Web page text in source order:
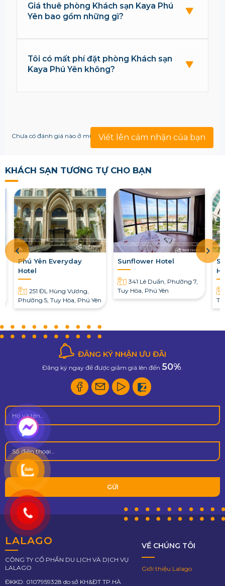
Giá thuê phòng Khách sạn Kaya Phú
Yên bao gồm những gì?
Tôi có mất phí đặt phòng Khách sạn
Kaya Phú Yên không?
Viết lên cảm nhận của bạn
Chưa có đánh giá nào ở mục này!
KHÁCH SẠN TƯƠNG TỰ CHO BẠN
Phú Yên Everyday
Hotel
251 ĐL Hùng Vương,
Phường 5, Tuy Hòa, Phú Yên
Sunflower Hotel
341 Lê Duẩn, Phường 7,
Tuy Hòa, Phú Yên
ĐĂNG KÝ NHẬN ƯU ĐÃI
Đăng ký ngay để được giảm giá lên đến 50%
LALAGO
CÔNG TY CỔ PHẦN DU LỊCH VÀ DỊCH VỤ
LALAGO
ĐKKD: 0107959328 do sở KH&ĐT TP.HÀ
VỀ CHÚNG TÔI
Giới thiệu Lalago